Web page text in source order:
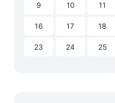
9 10 11
16 17 18
23 24 25